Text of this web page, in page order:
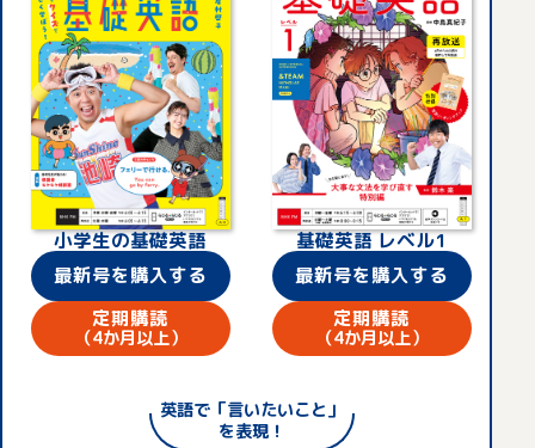
小学生の基礎英語
最新号を購入する
定期購読
（4か月以上）
基礎英語 レベル1
最新号を購入する
定期購読
（4か月以上）
英語で「言いたいこと」
を表現！